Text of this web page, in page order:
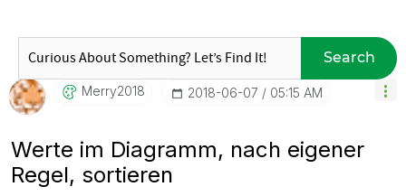
Search
Merry2018 ‎2018-06-07 05:15 AM
Werte im Diagramm, nach eigener
Regel, sortieren